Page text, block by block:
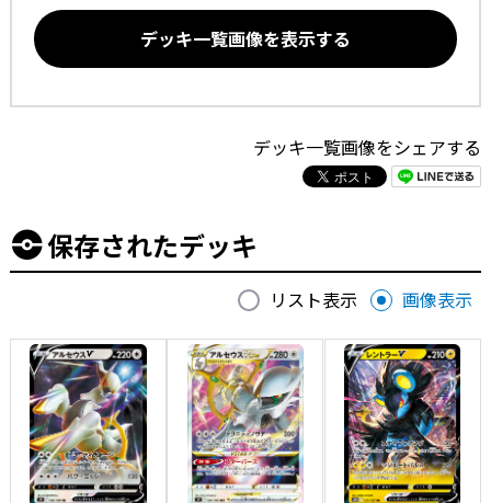
デッキ一覧画像を表示する
デッキ一覧画像をシェアする
保存されたデッキ
リスト表示 画像表示